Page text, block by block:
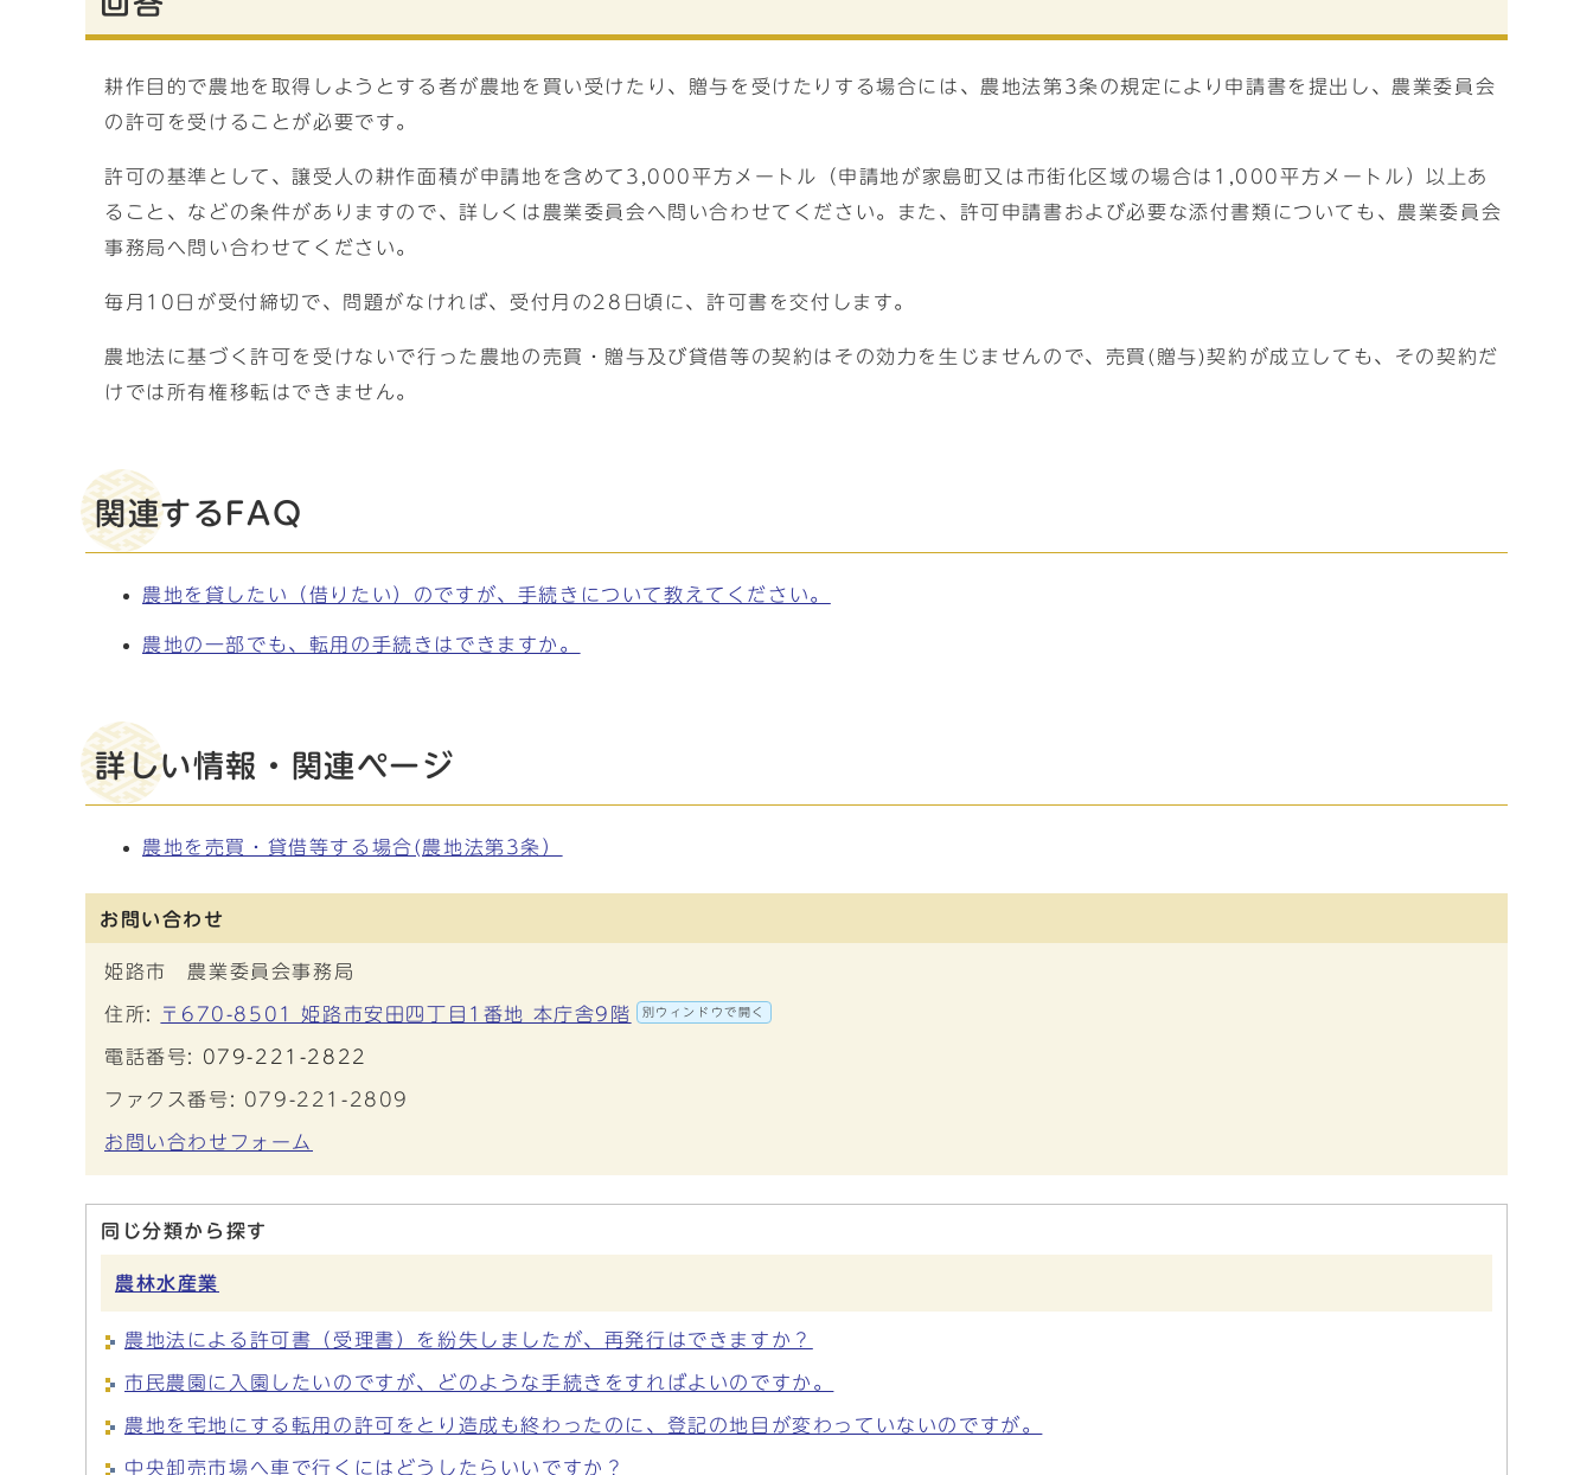
耕作目的で農地を取得しようとする者が農地を買い受けたり、贈与を受けたりする場合には、農地法第3条の規定により申請書を提出し、農業委員会
の許可を受けることが必要です。
許可の基準として、譲受人の耕作面積が申請地を含めて3,000平方メートル（申請地が家島町又は市街化区域の場合は1,000平方メートル）以上あ
ること、などの条件がありますので、詳しくは農業委員会へ問い合わせてください。また、許可申請書および必要な添付書類についても、農業委員会
事務局へ問い合わせてください。
毎月10日が受付締切で、問題がなければ、受付月の28日頃に、許可書を交付します。
農地法に基づく許可を受けないで行った農地の売買・贈与及び貸借等の契約はその効力を生じませんので、売買(贈与)契約が成立しても、その契約だ
けでは所有権移転はできません。
関連するFAQ
農地を貸したい（借りたい）のですが、手続きについて教えてください。
農地の一部でも、転用の手続きはできますか。
詳しい情報・関連ページ
農地を売買・貸借等する場合(農地法第3条）
お問い合わせ
姫路市 農業委員会事務局
住所: 〒670-8501 姫路市安田四丁目1番地 本庁舎9階 別ウィンドウで開く
電話番号: 079-221-2822
ファクス番号: 079-221-2809
お問い合わせフォーム
同じ分類から探す
農林水産業
農地法による許可書（受理書）を紛失しましたが、再発行はできますか？
市民農園に入園したいのですが、どのような手続きをすればよいのですか。
農地を宅地にする転用の許可をとり造成も終わったのに、登記の地目が変わっていないのですが。
中央卸売市場へ車で行くにはどうしたらいいですか？